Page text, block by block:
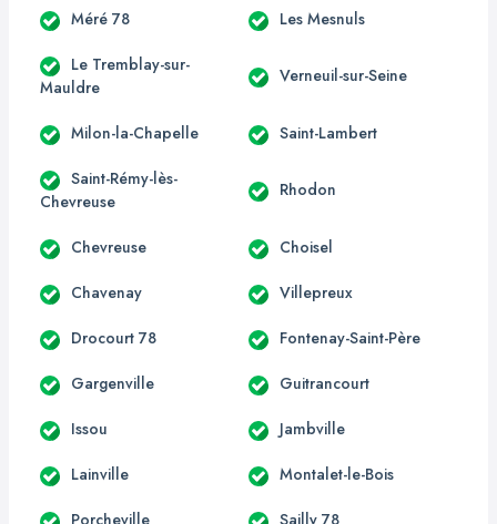
Méré 78 Les Mesnuls
Le Tremblay-sur-
Mauldre
Verneuil-sur-Seine
Milon-la-Chapelle Saint-Lambert
Saint-Rémy-lès-
Chevreuse
Rhodon
Chevreuse Choisel
Chavenay Villepreux
Drocourt 78 Fontenay-Saint-Père
Gargenville Guitrancourt
Issou Jambville
Lainville Montalet-le-Bois
Porcheville Sailly 78